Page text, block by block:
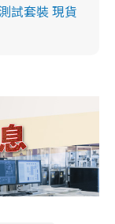
試套裝 現貨